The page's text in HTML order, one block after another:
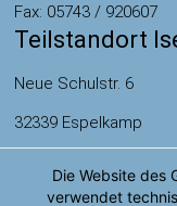
Fax: 05743 / 920607
Teilstandort
Neue Schulstr. 6
32339 Espelkamp
Fax: 05743 / 920572
Die Website des
verwendet